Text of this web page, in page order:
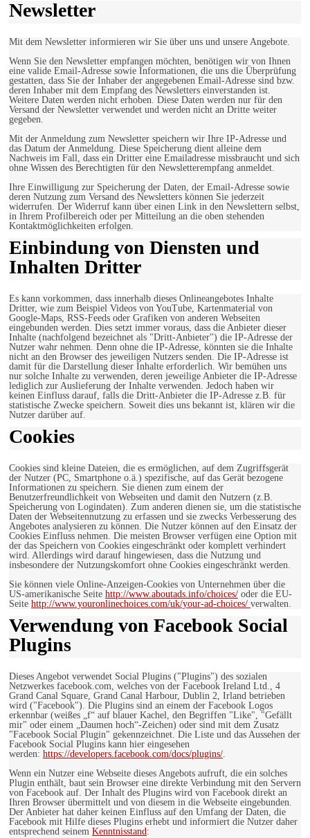
Newsletter
Mit dem Newsletter informieren wir Sie über uns und unsere Angebote.
Wenn Sie den Newsletter empfangen möchten, benötigen wir von Ihnen
eine valide Email-Adresse sowie Informationen, die uns die Überprüfung
gestatten, dass Sie der Inhaber der angegebenen Email-Adresse sind bzw.
deren Inhaber mit dem Empfang des Newsletters einverstanden ist.
Weitere Daten werden nicht erhoben. Diese Daten werden nur für den
Versand der Newsletter verwendet und werden nicht an Dritte weiter
gegeben.
Mit der Anmeldung zum Newsletter speichern wir Ihre IP-Adresse und
das Datum der Anmeldung. Diese Speicherung dient alleine dem
Nachweis im Fall, dass ein Dritter eine Emailadresse missbraucht und sich
ohne Wissen des Berechtigten für den Newsletterempfang anmeldet.
Ihre Einwilligung zur Speicherung der Daten, der Email-Adresse sowie
deren Nutzung zum Versand des Newsletters können Sie jederzeit
widerrufen. Der Widerruf kann über einen Link in den Newslettern selbst,
in Ihrem Profilbereich oder per Mitteilung an die oben stehenden
Kontaktmöglichkeiten erfolgen.
Einbindung von Diensten und
Inhalten Dritter
Es kann vorkommen, dass innerhalb dieses Onlineangebotes Inhalte
Dritter, wie zum Beispiel Videos von YouTube, Kartenmaterial von
Google-Maps, RSS-Feeds oder Grafiken von anderen Webseiten
eingebunden werden. Dies setzt immer voraus, dass die Anbieter dieser
Inhalte (nachfolgend bezeichnet als "Dritt-Anbieter") die IP-Adresse der
Nutzer wahr nehmen. Denn ohne die IP-Adresse, könnten sie die Inhalte
nicht an den Browser des jeweiligen Nutzers senden. Die IP-Adresse ist
damit für die Darstellung dieser Inhalte erforderlich. Wir bemühen uns
nur solche Inhalte zu verwenden, deren jeweilige Anbieter die IP-Adresse
lediglich zur Auslieferung der Inhalte verwenden. Jedoch haben wir
keinen Einfluss darauf, falls die Dritt-Anbieter die IP-Adresse z.B. für
statistische Zwecke speichern. Soweit dies uns bekannt ist, klären wir die
Nutzer darüber auf.
Cookies
Cookies sind kleine Dateien, die es ermöglichen, auf dem Zugriffsgerät
der Nutzer (PC, Smartphone o.ä.) spezifische, auf das Gerät bezogene
Informationen zu speichern. Sie dienen zum einem der
Benutzerfreundlichkeit von Webseiten und damit den Nutzern (z.B.
Speicherung von Logindaten). Zum anderen dienen sie, um die statistische
Daten der Webseitennutzung zu erfassen und sie zwecks Verbesserung des
Angebotes analysieren zu können. Die Nutzer können auf den Einsatz der
Cookies Einfluss nehmen. Die meisten Browser verfügen eine Option mit
der das Speichern von Cookies eingeschränkt oder komplett verhindert
wird. Allerdings wird darauf hingewiesen, dass die Nutzung und
insbesondere der Nutzungskomfort ohne Cookies eingeschränkt werden.
Sie können viele Online-Anzeigen-Cookies von Unternehmen über die
US-amerikanische Seite http://www.aboutads.info/choices/ oder die EU-
Seite http://www.youronlinechoices.com/uk/your-ad-choices/ verwalten.
Verwendung von Facebook Social
Plugins
Dieses Angebot verwendet Social Plugins ("Plugins") des sozialen
Netzwerkes facebook.com, welches von der Facebook Ireland Ltd., 4
Grand Canal Square, Grand Canal Harbour, Dublin 2, Irland betrieben
wird ("Facebook"). Die Plugins sind an einem der Facebook Logos
erkennbar (weißes „f“ auf blauer Kachel, den Begriffen "Like", "Gefällt
mir" oder einem „Daumen hoch“-Zeichen) oder sind mit dem Zusatz
"Facebook Social Plugin" gekennzeichnet. Die Liste und das Aussehen der
Facebook Social Plugins kann hier eingesehen
werden: https://developers.facebook.com/docs/plugins/.
Wenn ein Nutzer eine Webseite dieses Angebots aufruft, die ein solches
Plugin enthält, baut sein Browser eine direkte Verbindung mit den Servern
von Facebook auf. Der Inhalt des Plugins wird von Facebook direkt an
Ihren Browser übermittelt und von diesem in die Webseite eingebunden.
Der Anbieter hat daher keinen Einfluss auf den Umfang der Daten, die
Facebook mit Hilfe dieses Plugins erhebt und informiert die Nutzer daher
entsprechend seinem Kenntnisstand: